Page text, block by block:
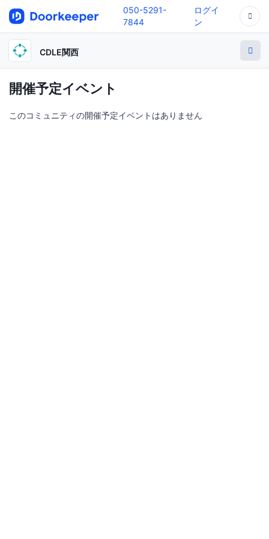
050-5291-
7844
ログイ
ン
CDLE関西
開催予定イベント
このコミュニティの開催予定イベントはありません